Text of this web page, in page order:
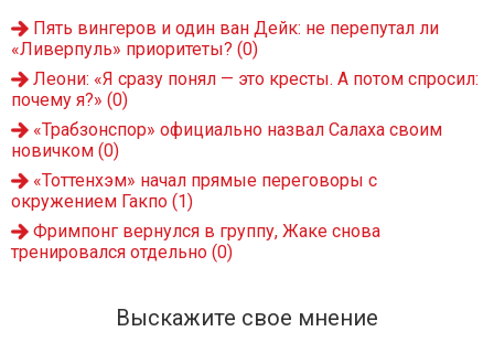
Пять вингеров и один ван Дейк: не перепутал ли
«Ливерпуль» приоритеты? (0)
Леони: «Я сразу понял — это кресты. А потом спросил:
почему я?» (0)
«Трабзонспор» официально назвал Салаха своим
новичком (0)
«Тоттенхэм» начал прямые переговоры с
окружением Гакпо (1)
Фримпонг вернулся в группу, Жаке снова
тренировался отдельно (0)
Выскажите свое мнение